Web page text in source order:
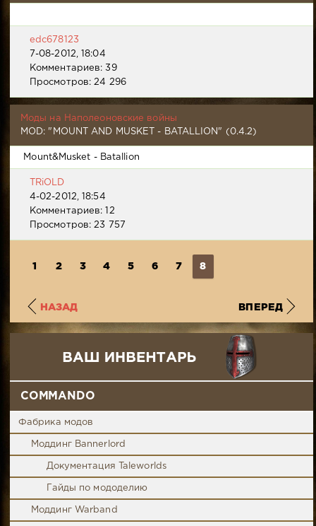
edc678123
7-08-2012, 18:04
Комментариев: 39
Просмотров: 24 296
Моды на Наполеоновские войны
MOD: "MOUNT AND MUSKET - BATALLION" (0.4.2)
Mount&Musket - Batallion
TRiOLD
4-02-2012, 18:54
Комментариев: 12
Просмотров: 23 757
1 2 3 4 5 6 7 8
НАЗАД ВПЕРЕД
COMMANDO
Фабрика модов
Моддинг Bannerlord
Документация Taleworlds
Гайды по мододелию
Моддинг Warband